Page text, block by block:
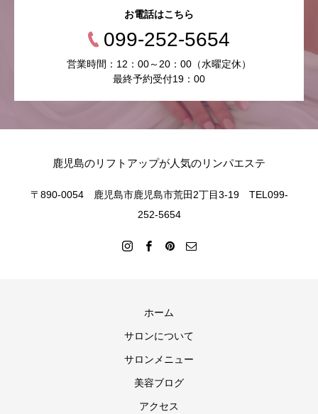
お電話はこちら
099-252-5654
営業時間：12：00～20：00（水曜定休）
最終予約受付19：00
鹿児島のリフトアップが人気のリンパエステ
〒890-0054 鹿児島市鹿児島市荒田2丁目3-19 TEL099-
252-5654
ホーム
サロンについて
サロンメニュー
美容ブログ
アクセス